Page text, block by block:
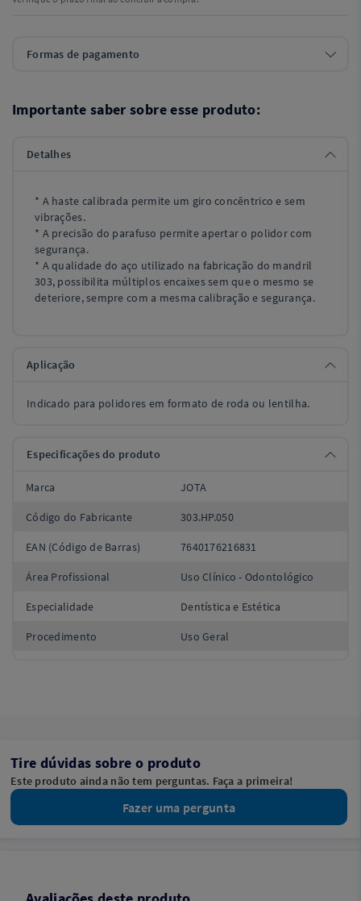
Formas de pagamento
Importante saber sobre esse produto:
Detalhes
* A haste calibrada permite um giro concêntrico e sem
vibrações.
* A precisão do parafuso permite apertar o polidor com
segurança.
* A qualidade do aço utilizado na fabricação do mandril
303, possibilita múltiplos encaixes sem que o mesmo se
deteriore, sempre com a mesma calibração e segurança.
Aplicação
Indicado para polidores em formato de roda ou lentilha.
Especificações do produto
Marca JOTA
Código do Fabricante 303.HP.050
EAN (Código de Barras) 7640176216831
Área Profissional Uso Clínico - Odontológico
Especialidade Dentística e Estética
Procedimento Uso Geral
Tire dúvidas sobre o produto
Este produto ainda não tem perguntas. Faça a primeira!
Fazer uma pergunta